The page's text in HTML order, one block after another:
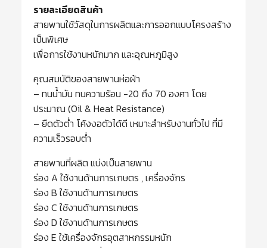
รายละเอียดสินค้า
สายพานใช้วัสดุในการผลิตและการออกแบบโครงสร้าง
เป็นพิเศษ
เพื่อการใช้งานหนักมาก และอุณหภูมิสูง
คุณสมบัติของสายพานห่อผ้า
– ทนน้ำมัน ทนความร้อน -20 ถึง 70 องศา โดย
ประมาณ (Oil & Heat Resistance)
– ยืดตัวต่ำ โค้งงอตัวได้ดี เหมาะสำหรับงานทั่วไป ที่มี
ความเร็วรอบต่ำ
สายพานที่ผลิต แบ่งเป็นสายพาน
ร่อง A ใช้งานด้านการเกษตร , เครื่องจักร
ร่อง B ใช้งานด้านการเกษตร
ร่อง C ใช้งานด้านการเกษตร
ร่อง D ใช้งานด้านการเกษตร
ร่อง E ใช้เครื่องจักรอุตสาหกรรมหนัก